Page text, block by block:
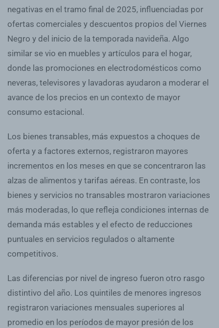
negativas en el tramo final de 2025, influenciadas por
ofertas comerciales y descuentos propios del Viernes
Negro y del inicio de la temporada navideña. Algo
similar se vio en muebles y artículos para el hogar,
donde las promociones en electrodomésticos como
neveras, televisores y lavadoras ayudaron a moderar el
avance de los precios en un contexto de mayor
consumo estacional.
Los bienes transables, más expuestos a choques de
oferta y a factores externos, registraron mayores
incrementos en los meses en que se concentraron las
alzas de alimentos y tarifas aéreas. En contraste, los
bienes y servicios no transables mostraron variaciones
más moderadas, lo que refleja condiciones internas de
demanda más estables y el efecto de reducciones
puntuales en servicios regulados o altamente
competitivos.
Las diferencias por nivel de ingreso fueron otro rasgo
distintivo del año. Los quintiles de menores ingresos
registraron variaciones mensuales superiores al
promedio en los períodos de mayor presión de los